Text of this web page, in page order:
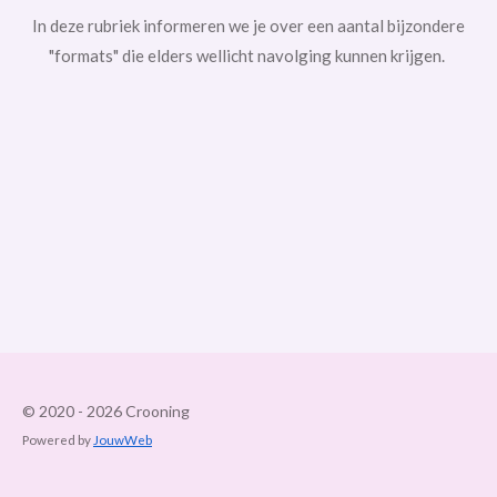
In deze rubriek informeren we je over een aantal bijzondere
"formats" die elders wellicht navolging kunnen krijgen.
© 2020 - 2026 Crooning
Powered by JouwWeb